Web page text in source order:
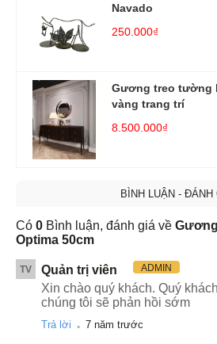
Navado
250.000₫
Gương treo tường
vàng trang trí
8.500.000₫
BÌNH LUẬN - ĐÁNH
Có 0 Bình luận, đánh giá về
Optima 50cm
TV Quản trị viên ADMIN
Xin chào quý khách. Quý
chúng tôi sẽ phản hồi sớm
Trả lời . 7 năm trước